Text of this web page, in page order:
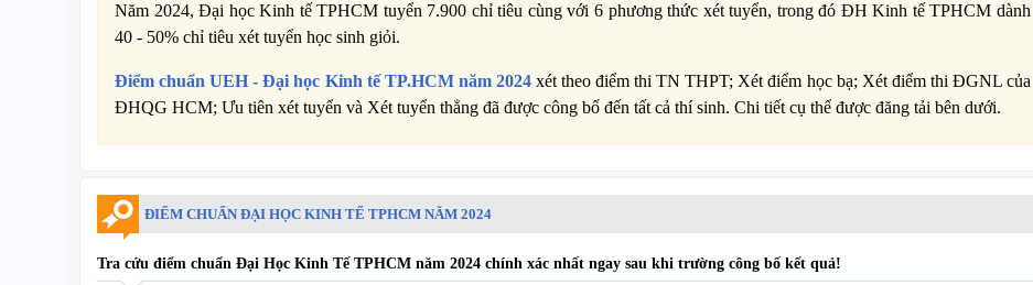
Năm 2024, Đại học Kinh tế TPHCM tuyển 7.900 chỉ tiêu cùng với 6 phương thức xét tuyển, trong đó ĐH Kinh tế TPHCM dành
40 - 50% chỉ tiêu xét tuyển học sinh giỏi.
Điểm chuẩnUEH -Đại học Kinh tế TP.HCM năm 2024xét theo điểm thi TN THPT; Xét điểm học bạ; Xét điểm thi ĐGNL của
ĐHQG HCM; Ưu tiên xét tuyển và Xét tuyển thẳng đã được công bố đến tất cả thí sinh. Chi tiết cụ thể được đăng tải bên dưới.
ĐIỂM CHUẨN ĐẠI HỌC KINH TẾ TPHCM NĂM 2024
Tra cứu điểm chuẩn Đại Học Kinh Tế TPHCM năm 2024 chính xác nhất ngay sau khi trường công bố kết quả!